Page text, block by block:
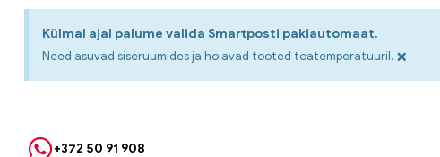
Külmal ajal palume valida Smartposti pakiautomaat.
Need asuvad siseruumides ja hoiavad tooted toatemperatuuril. ×
+372 50 91 908